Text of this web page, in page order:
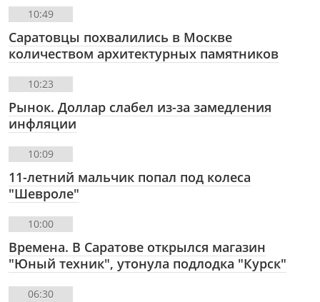
10:49
Саратовцы похвалились в Москве
количеством архитектурных памятников
10:23
Рынок. Доллар слабел из-за замедления
инфляции
10:09
11-летний мальчик попал под колеса
"Шевроле"
10:00
Времена. В Саратове открылся магазин
"Юный техник", утонула подлодка "Курск"
06:30